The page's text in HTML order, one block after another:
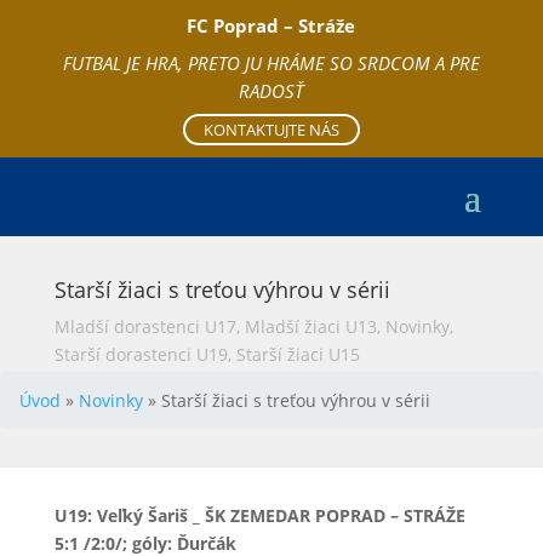
FC Poprad – Stráže
FUTBAL JE HRA, PRETO JU HRÁME SO SRDCOM A PRE
RADOSŤ
KONTAKTUJTE NÁS
Starší žiaci s treťou výhrou v sérii
Mladší dorastenci U17, Mladší žiaci U13, Novinky,
Starší dorastenci U19, Starší žiaci U15
Úvod » Novinky » Starší žiaci s treťou výhrou v sérii
U19: Veľký Šariš _ ŠK ZEMEDAR POPRAD – STRÁŽE
5:1 /2:0/; góly: Ďurčák